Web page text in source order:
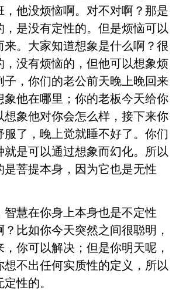
，他没烦恼啊。对不对啊？那是
，是没有定性的。但是烦恼可以
来。大家知道想象是什么啊？很
，没有烦恼的，但他可以想象烦
子，你们的老公前天晚上晚回来
象他在哪里；你的老板今天给你
想象他对你会怎么样，接下来你
服了，晚上觉就睡不好了。你们
就是可以通过想象而幻化。所以
是菩提本身，因为它也是无性
智慧在你身上本身也是不定性
比如你今天突然之间很聪明，
你可以解决；但是你明天呢，
想不出任何实质性的定义，所以
性的。